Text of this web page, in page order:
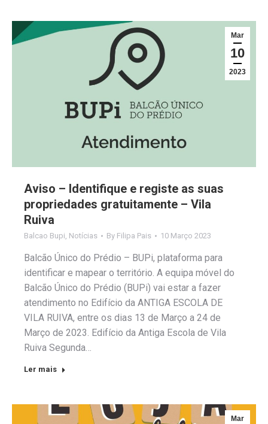
Mar
10
2023
Aviso – Identifique e registe as suas
propriedades gratuitamente – Vila
Ruiva
Balcao Bupi, Notícias By Filipa Pais 10 Março 2023
Balcão Único do Prédio – BUPi, plataforma para
identificar e mapear o território. A equipa móvel do
Balcão Único do Prédio (BUPi) vai estar a fazer
atendimento no Edifício da ANTIGA ESCOLA DE
VILA RUIVA, entre os dias 13 de Março a 24 de
Março de 2023. Edifício da Antiga Escola de Vila
Ruiva Segunda…
Ler mais
Mar